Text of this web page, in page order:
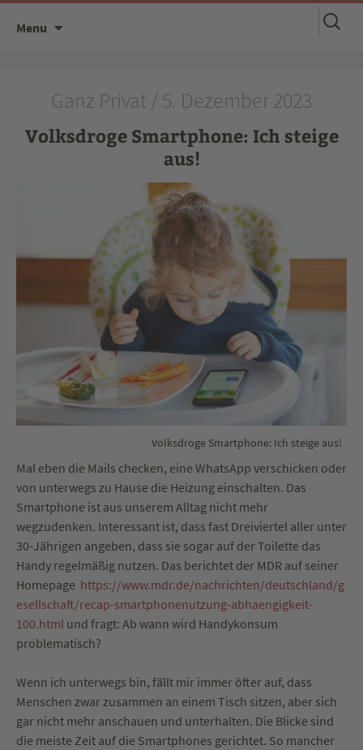
Menu
Suchen
nach:
Ganz Privat / 5. Dezember 2023
Volksdroge Smartphone: Ich steige
aus!
Volksdroge Smartphone: Ich steige aus!
Mal eben die Mails checken, eine WhatsApp verschicken oder
von unterwegs zu Hause die Heizung einschalten. Das
Smartphone ist aus unserem Alltag nicht mehr
wegzudenken. Interessant ist, dass fast Dreiviertel aller unter
30-Jährigen angeben, dass sie sogar auf der Toilette das
Handy regelmäßig nutzen. Das berichtet der MDR auf seiner
Homepage https://www.mdr.de/nachrichten/deutschland/g
esellschaft/recap-smartphonenutzung-abhaengigkeit-
100.html und fragt: Ab wann wird Handykonsum
problematisch?
Wenn ich unterwegs bin, fällt mir immer öfter auf, dass
Menschen zwar zusammen an einem Tisch sitzen, aber sich
gar nicht mehr anschauen und unterhalten. Die Blicke sind
die meiste Zeit auf die Smartphones gerichtet. So mancher